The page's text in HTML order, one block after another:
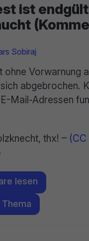
ist
Sobiraj
ohne Vorwarnung
abgebrochen.
Mail-Adressen
thx! –
lesen